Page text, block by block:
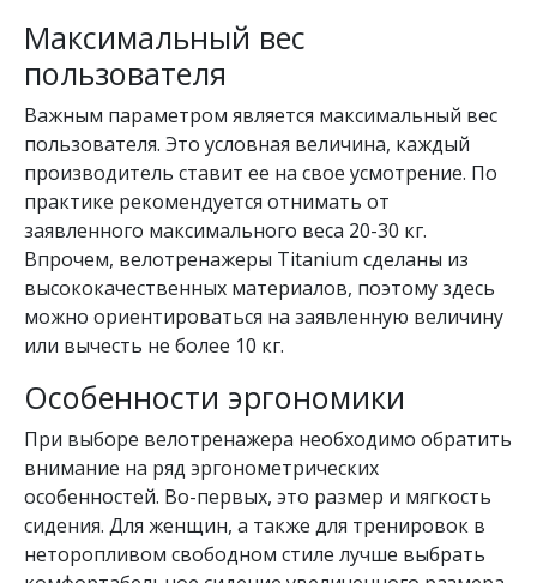
Максимальный вес
пользователя
Важным параметром является максимальный вес
пользователя. Это условная величина, каждый
производитель ставит ее на свое усмотрение. По
практике рекомендуется отнимать от
заявленного максимального веса 20-30 кг.
Впрочем, велотренажеры Titanium сделаны из
высококачественных материалов, поэтому здесь
можно ориентироваться на заявленную величину
или вычесть не более 10 кг.
Особенности эргономики
При выборе велотренажера необходимо обратить
внимание на ряд эргонометрических
особенностей. Во-первых, это размер и мягкость
сидения. Для женщин, а также для тренировок в
неторопливом свободном стиле лучше выбрать